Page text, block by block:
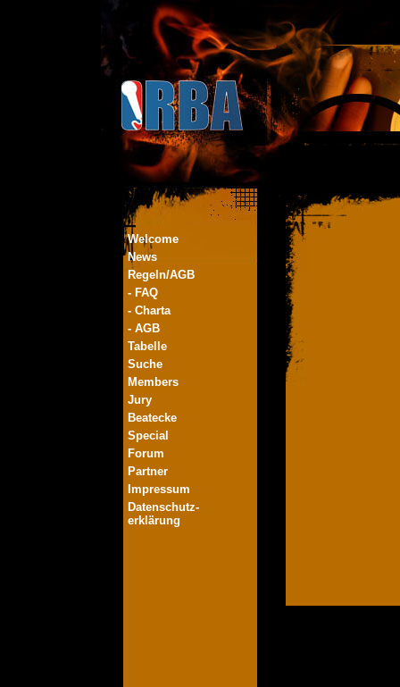
Welcome
News
Regeln/AGB
- FAQ
- Charta
- AGB
Tabelle
Suche
Members
Jury
Beatecke
Special
Forum
Partner
Impressum
Datenschutz-
erklärung